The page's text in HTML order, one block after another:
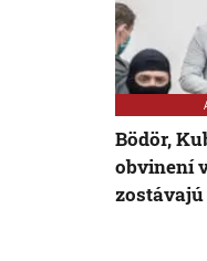
Bödör,
obvinení